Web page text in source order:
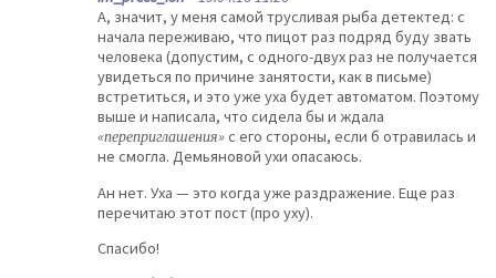
А, значит, у меня самой трусливая рыба детектед: с
начала переживаю, что пицот раз подряд буду звать
человека (допустим, с одного-двух раз не получается
увидеться по причине занятости, как в письме)
встретиться, и это уже уха будет автоматом. Поэтому
выше и написала, что сидела бы и ждала
«переприглашения»с его стороны, если б отравилась и
не смогла. Демьяновой ухи опасаюсь.
Ан нет. Уха — это когда уже раздражение. Еще раз
перечитаю этот пост (про уху).
Спасибо!